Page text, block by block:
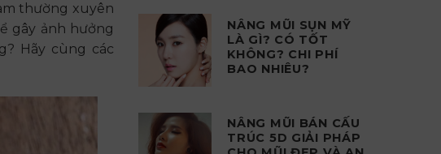
thường xuyên
gây ảnh hưởng
Hãy cùng các
NÂNG MŨI SỤN MỸ
LÀ GÌ? CÓ TỐT
KHÔNG? CHI PHÍ
BAO NHIÊU?
NÂNG MŨI BÁN CẤU
TRÚC 5D GIẢI PHÁP